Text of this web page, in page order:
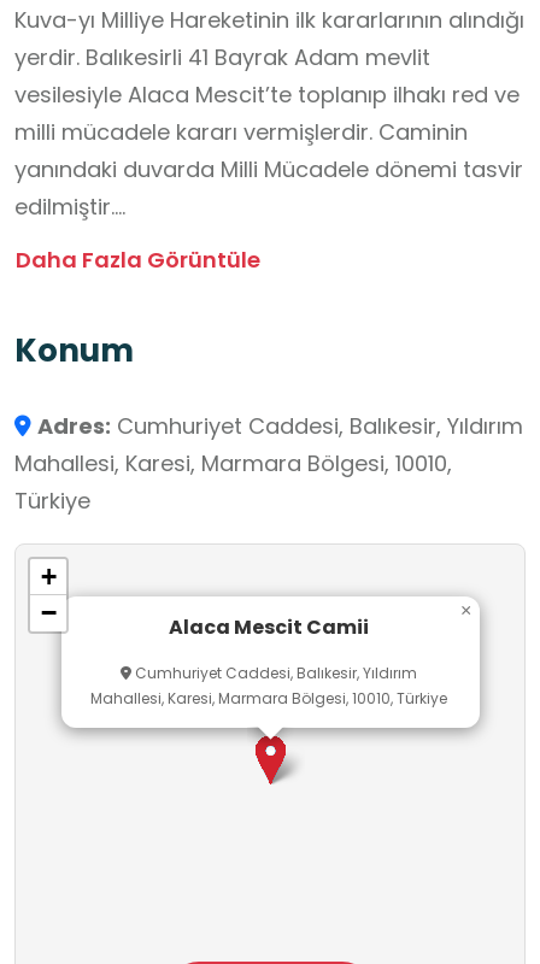
Kuva-yı Milliye Hareketinin ilk kararlarının alındığı
yerdir. Balıkesirli 41 Bayrak Adam mevlit
vesilesiyle Alaca Mescit’te toplanıp ilhakı red ve
milli mücadele kararı vermişlerdir. Caminin
yanındaki duvarda Milli Mücadele dönemi tasvir
edilmiştir.
TYMM kapsamında Alaca Mescit Cami
toplumsal sorumluluk bilincinin, gözlem ve
Daha Fazla Görüntüle
Konum
Adres: Cumhuriyet Caddesi, Balıkesir, Yıldırım
Mahallesi, Karesi, Marmara Bölgesi, 10010,
Türkiye
Alaca Mescit Camii
Cumhuriyet Caddesi, Balıkesir, Yıldırım
Mahallesi, Karesi, Marmara Bölgesi, 10010, Türkiye
×
+
−